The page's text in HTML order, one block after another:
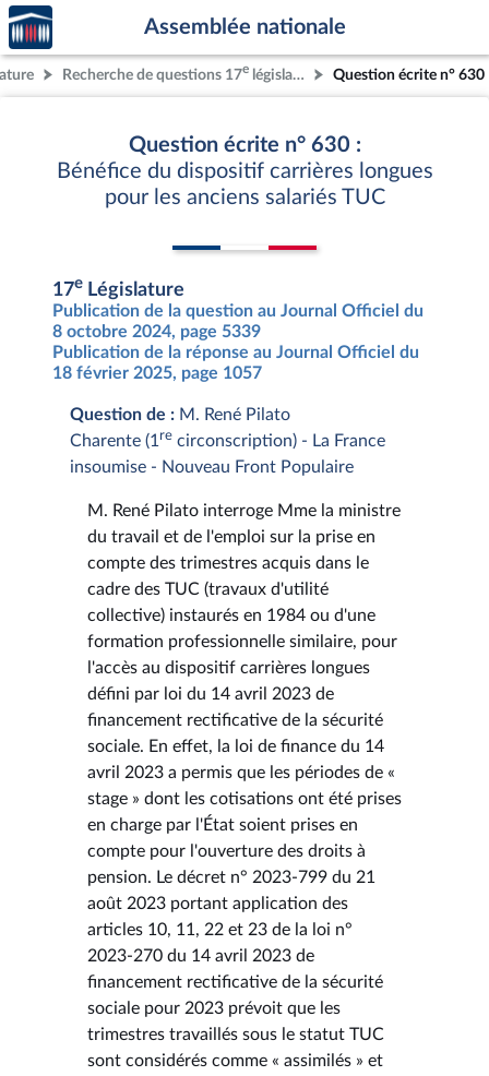
Aller au contenu
Aller en bas de la page
Accèder
à la
page
d'accueil
Assemblée nationale
Recherche de questions 17e législature Question écrite n° 630
Question écrite n° 630 :
Bénéfice du dispositif carrières longues
pour les anciens salariés TUC
17e Législature
Publication de la question au Journal Officiel du
8 octobre 2024, page 5339
Publication de la réponse au Journal Officiel du
18 février 2025, page 1057
Question de : M. René Pilato
Charente (1 re circonscription) - La France
insoumise - Nouveau Front Populaire
M. René Pilato interroge Mme la ministre
du travail et de l'emploi sur la prise en
compte des trimestres acquis dans le
cadre des TUC (travaux d'utilité
collective) instaurés en 1984 ou d'une
formation professionnelle similaire, pour
l'accès au dispositif carrières longues
défini par loi du 14 avril 2023 de
financement rectificative de la sécurité
sociale. En effet, la loi de finance du 14
avril 2023 a permis que les périodes de «
stage » dont les cotisations ont été prises
en charge par l'État soient prises en
compte pour l'ouverture des droits à
pension. Le décret n° 2023-799 du 21
août 2023 portant application des
articles 10, 11, 22 et 23 de la loi n°
2023-270 du 14 avril 2023 de
financement rectificative de la sécurité
sociale pour 2023 prévoit que les
trimestres travaillés sous le statut TUC
sont considérés comme « assimilés » et